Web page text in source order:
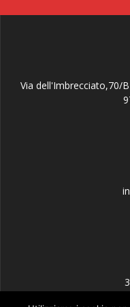
Via dell'Imbrecciato,70/